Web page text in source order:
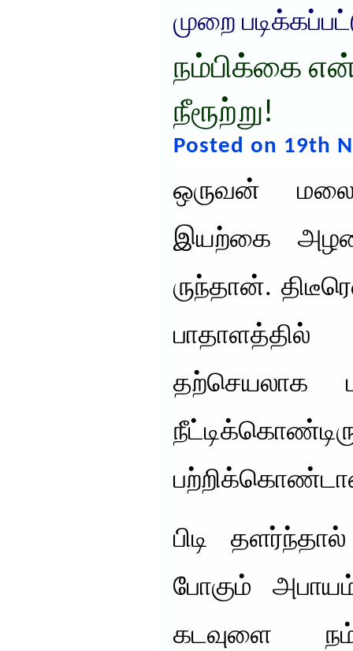
முறை
நம்பிக்கை
நீரூற்று!
Posted on 19th
ஒருவன் மலை
இயற்கை
ருந்தான்.
தற்செயலாக
பிடி
போகும்
கடவுளை